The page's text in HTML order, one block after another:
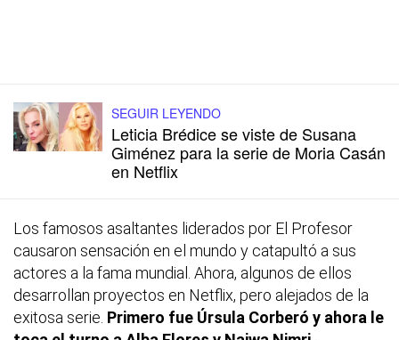
SEGUIR LEYENDO
Leticia Brédice se viste de Susana
Giménez para la serie de Moria Casán
en Netflix
Los famosos asaltantes liderados por El Profesor
causaron sensación en el mundo y catapultó a sus
actores a la fama mundial. Ahora, algunos de ellos
desarrollan proyectos en Netflix, pero alejados de la
exitosa serie. Primero fue Úrsula Corberó y ahora le